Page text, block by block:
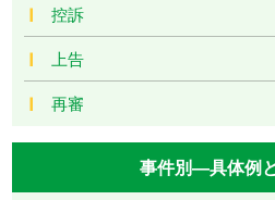
控訴
上告
再審
事件別―具体例